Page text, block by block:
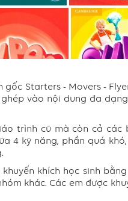
Starters - Movers -
vào nội dung đa
trình cũ mà còn cả các
4 kỹ năng, phần quá
khích học sinh
khác. Các em được